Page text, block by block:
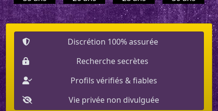
Discrétion 100% assurée
Recherche secrètes
Profils vérifiés & fiables
Vie privée non divulguée